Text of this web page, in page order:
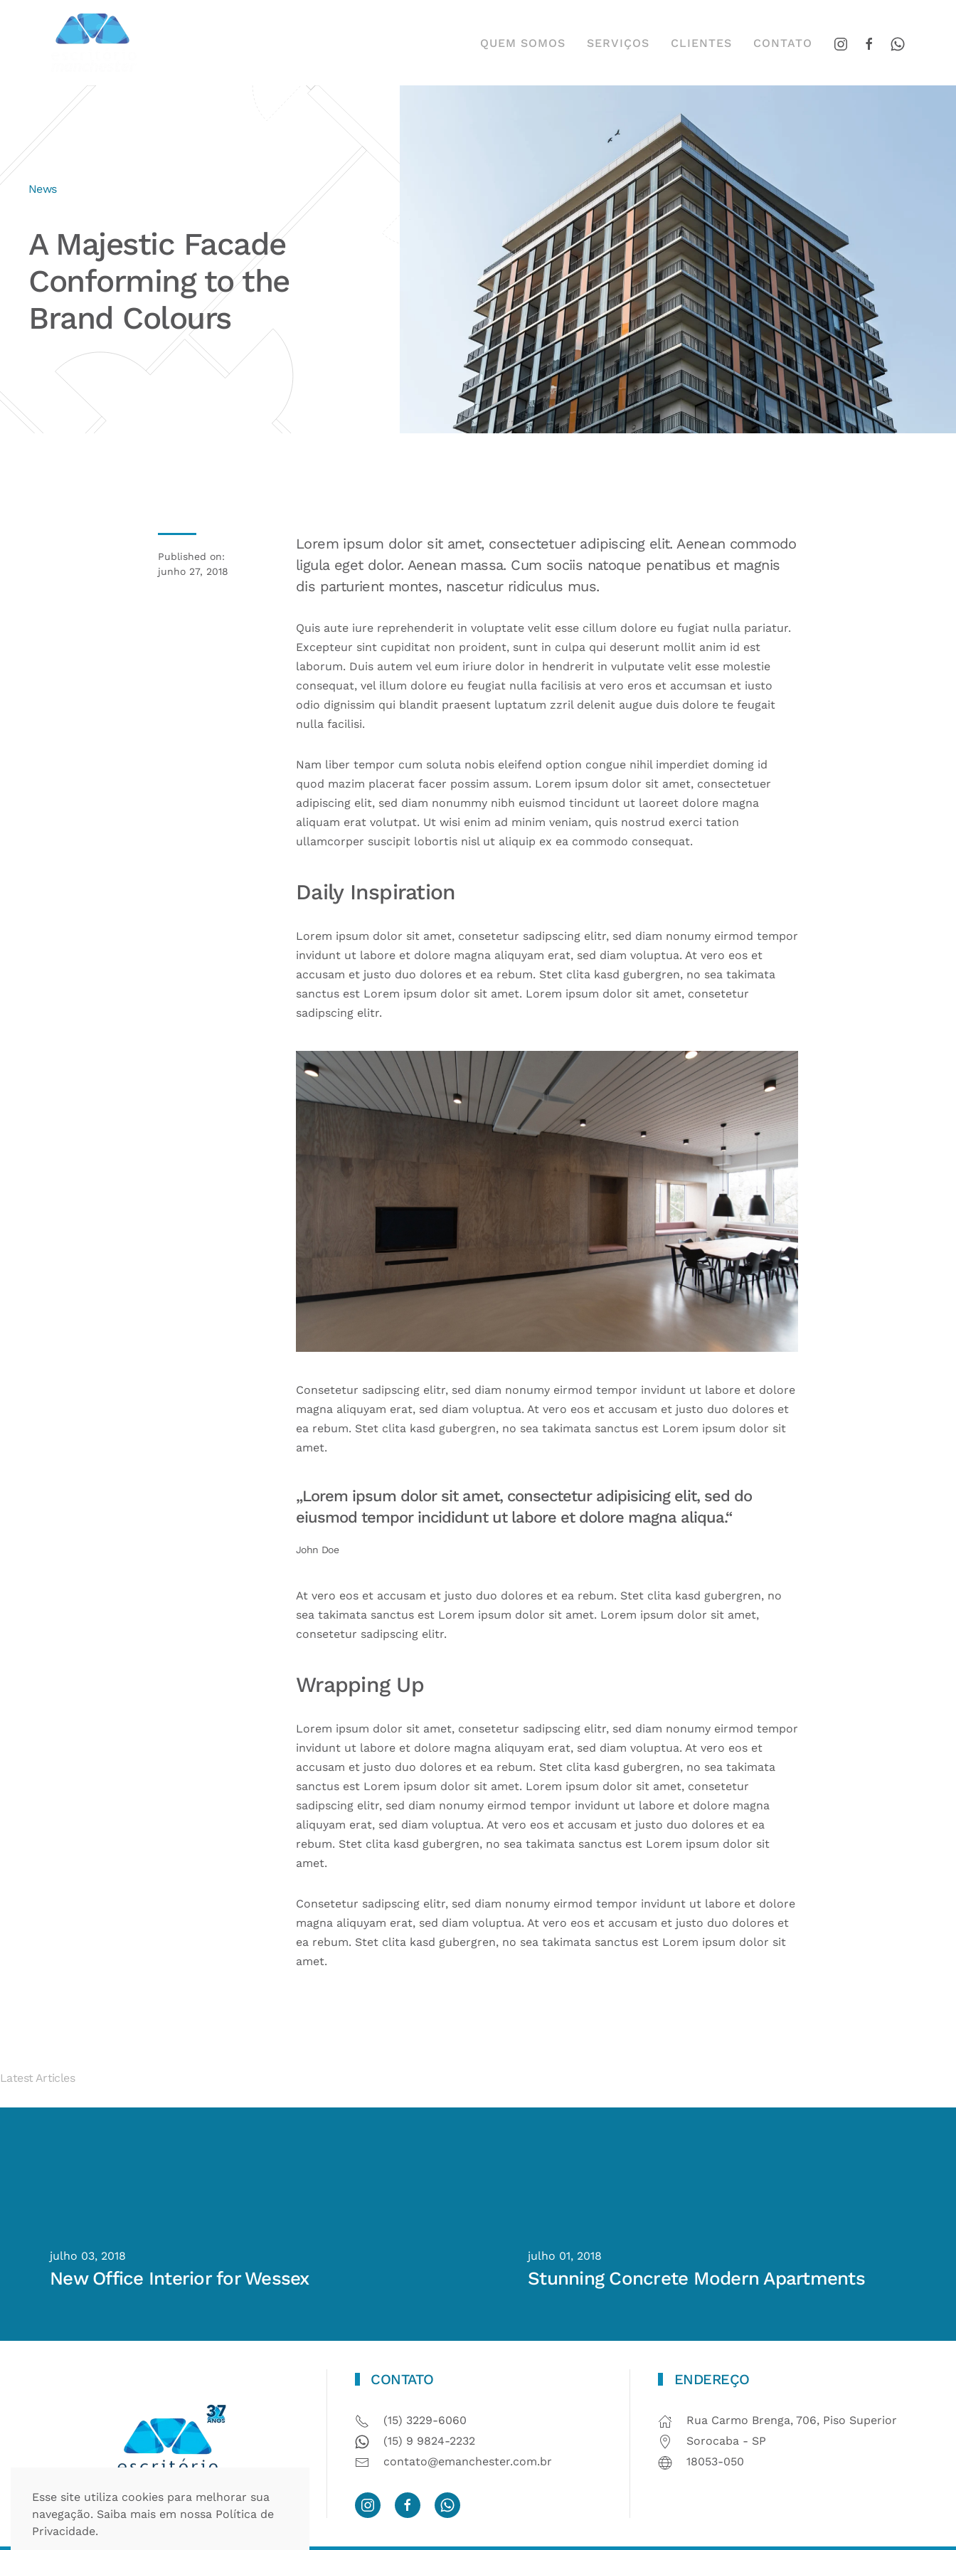
QUEM SOMOS SERVIÇOS CLIENTES CONTATO
News
A Majestic Facade
Conforming to the
Brand Colours
Published on:
junho 27, 2018
Lorem ipsum dolor sit amet, consectetuer adipiscing elit. Aenean commodo
ligula eget dolor. Aenean massa. Cum sociis natoque penatibus et magnis
dis parturient montes, nascetur ridiculus mus.
Quis aute iure reprehenderit in voluptate velit esse cillum dolore eu fugiat nulla pariatur.
Excepteur sint cupiditat non proident, sunt in culpa qui deserunt mollit anim id est
laborum. Duis autem vel eum iriure dolor in hendrerit in vulputate velit esse molestie
consequat, vel illum dolore eu feugiat nulla facilisis at vero eros et accumsan et iusto
odio dignissim qui blandit praesent luptatum zzril delenit augue duis dolore te feugait
nulla facilisi.
Nam liber tempor cum soluta nobis eleifend option congue nihil imperdiet doming id
quod mazim placerat facer possim assum. Lorem ipsum dolor sit amet, consectetuer
adipiscing elit, sed diam nonummy nibh euismod tincidunt ut laoreet dolore magna
aliquam erat volutpat. Ut wisi enim ad minim veniam, quis nostrud exerci tation
ullamcorper suscipit lobortis nisl ut aliquip ex ea commodo consequat.
Daily Inspiration
Lorem ipsum dolor sit amet, consetetur sadipscing elitr, sed diam nonumy eirmod tempor
invidunt ut labore et dolore magna aliquyam erat, sed diam voluptua. At vero eos et
accusam et justo duo dolores et ea rebum. Stet clita kasd gubergren, no sea takimata
sanctus est Lorem ipsum dolor sit amet. Lorem ipsum dolor sit amet, consetetur
sadipscing elitr.
Consetetur sadipscing elitr, sed diam nonumy eirmod tempor invidunt ut labore et dolore
magna aliquyam erat, sed diam voluptua. At vero eos et accusam et justo duo dolores et
ea rebum. Stet clita kasd gubergren, no sea takimata sanctus est Lorem ipsum dolor sit
amet.
„Lorem ipsum dolor sit amet, consectetur adipisicing elit, sed do
eiusmod tempor incididunt ut labore et dolore magna aliqua.“
John Doe
At vero eos et accusam et justo duo dolores et ea rebum. Stet clita kasd gubergren, no
sea takimata sanctus est Lorem ipsum dolor sit amet. Lorem ipsum dolor sit amet,
consetetur sadipscing elitr.
Wrapping Up
Lorem ipsum dolor sit amet, consetetur sadipscing elitr, sed diam nonumy eirmod tempor
invidunt ut labore et dolore magna aliquyam erat, sed diam voluptua. At vero eos et
accusam et justo duo dolores et ea rebum. Stet clita kasd gubergren, no sea takimata
sanctus est Lorem ipsum dolor sit amet. Lorem ipsum dolor sit amet, consetetur
sadipscing elitr, sed diam nonumy eirmod tempor invidunt ut labore et dolore magna
aliquyam erat, sed diam voluptua. At vero eos et accusam et justo duo dolores et ea
rebum. Stet clita kasd gubergren, no sea takimata sanctus est Lorem ipsum dolor sit
amet.
Consetetur sadipscing elitr, sed diam nonumy eirmod tempor invidunt ut labore et dolore
magna aliquyam erat, sed diam voluptua. At vero eos et accusam et justo duo dolores et
ea rebum. Stet clita kasd gubergren, no sea takimata sanctus est Lorem ipsum dolor sit
amet.
Latest Articles
julho 03, 2018
New Office Interior for Wessex
julho 01, 2018
Stunning Concrete Modern Apartments
CONTATO
(15) 3229-6060
(15) 9 9824-2232
contato@emanchester.com.br
ENDEREÇO
Rua Carmo Brenga, 706, Piso Superior
Sorocaba - SP
18053-050
Esse site utiliza cookies para melhorar sua
navegação. Saiba mais em nossa Política de
Privacidade.